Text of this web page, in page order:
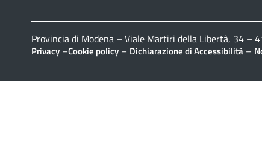
Provincia di Modena – Viale Martiri della Libertà, 34 –
Privacy –Cookie policy – Dichiarazione di Accessibilità –